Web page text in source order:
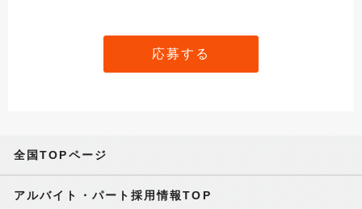
応募する
全国TOPページ
アルバイト・パート採用情報TOP